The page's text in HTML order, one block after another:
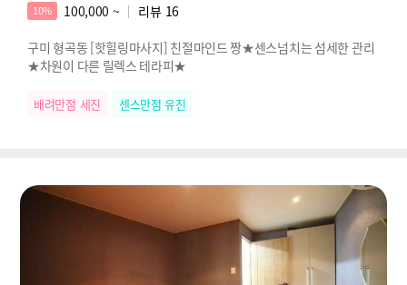
10% 100,000 ~ 리뷰 16
구미 형곡동 [핫힐링마사지] 친절마인드 짱★센스넘치는 섬세한 관리
★차원이 다른 릴렉스 테라피★
배려만점 세진 센스만점 유진